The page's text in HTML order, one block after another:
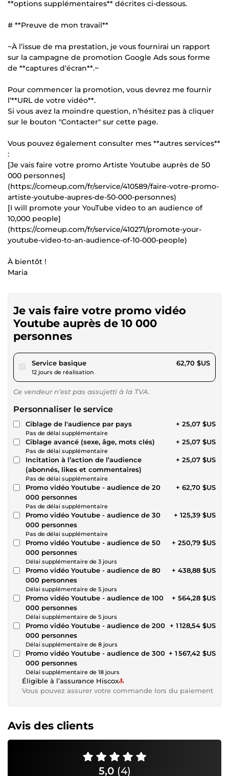
**options supplémentaires** décrites ci-dessous.
# **Preuve de mon travail**
~À l’issue de ma prestation, je vous fournirai un rapport
sur la campagne de promotion Google Ads sous forme
de **captures d’écran**.~
Pour commencer la promotion, vous devrez me fournir
l’**URL de votre vidéo**.
Si vous avez la moindre question, n’hésitez pas à cliquer
sur le bouton "Contacter" sur cette page.
Vous pouvez également consulter mes **autres services**
:
[Je vais faire votre promo Artiste Youtube auprès de 50
000 personnes]
(https://comeup.com/fr/service/410589/faire-votre-promo-
artiste-youtube-aupres-de-50-000-personnes)
[I will promote your YouTube video to an audience of
10,000 people]
(https://comeup.com/fr/service/410271/promote-your-
youtube-video-to-an-audience-of-10-000-people)
À bientôt !
Maria
Je vais faire votre promo vidéo
Youtube auprès de 10 000
personnes
Service basiquepour 57,79 $US
12 jours de réalisation
62,70 $US
Ce vendeur n’est pas assujetti à la TVA.
Personnaliser le service
Ciblage de l'audience par pays
Pas de délai supplémentaire
+ 25,07 $US
Ciblage avancé (sexe, âge, mots clés)
Pas de délai supplémentaire
+ 25,07 $US
Incitation à l’action de l’audience
(abonnés, likes et commentaires)
Pas de délai supplémentaire
+ 25,07 $US
Promo vidéo Youtube - audience de 20
000 personnes
Pas de délai supplémentaire
+ 62,70 $US
Promo vidéo Youtube - audience de 30
000 personnes
Pas de délai supplémentaire
+ 125,39 $US
Promo vidéo Youtube - audience de 50
000 personnes
Délai supplémentaire de 3 jours
+ 250,79 $US
Promo vidéo Youtube - audience de 80
000 personnes
Délai supplémentaire de 5 jours
+ 438,88 $US
Promo vidéo Youtube - audience de 100
000 personnes
Délai supplémentaire de 5 jours
+ 564,28 $US
Promo vidéo Youtube - audience de 200
000 personnes
Délai supplémentaire de 8 jours
+ 1 128,54 $US
Promo vidéo Youtube - audience de 300
000 personnes
Délai supplémentaire de 18 jours
+ 1 567,42 $US
Éligible à l’assurance Hiscox
Vous pouvez assurer votre commande lors du paiement
Avis des clients
5,0 (4)